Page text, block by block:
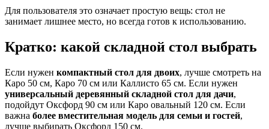
Для пользователя это означает простую вещь: стол не
занимает лишнее место, но всегда готов к использованию.
Кратко: какой складной стол выбрать
Если нужен компактный стол для двоих, лучше смотреть на
Каро 50 см, Каро 70 см или Каллисто 65 см. Если нужен
универсальный деревянный складной стол для дачи,
подойдут Оксфорд 90 см или Каро овальный 120 см. Если
важна более вместительная модель для семьи и гостей,
лучше выбирать Оксфорд 150 см.